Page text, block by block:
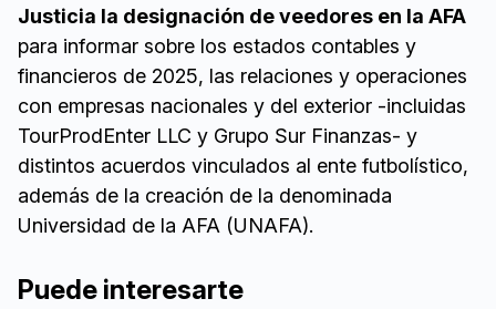
Justicia la designación de veedores en la AFA
para informar sobre los estados contables y
financieros de 2025, las relaciones y operaciones
con empresas nacionales y del exterior -incluidas
TourProdEnter LLC y Grupo Sur Finanzas- y
distintos acuerdos vinculados al ente futbolístico,
además de la creación de la denominada
Universidad de la AFA (UNAFA).
Puede interesarte